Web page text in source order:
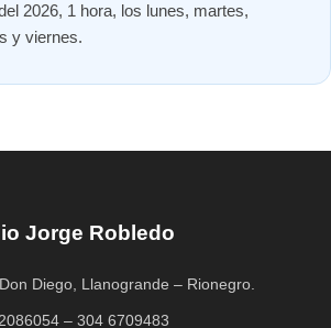
2026, 1 hora, los lunes, martes,
y viernes.
Jorge Robledo
Diego, Llanogrande – Rionegro.
– 304 6709483